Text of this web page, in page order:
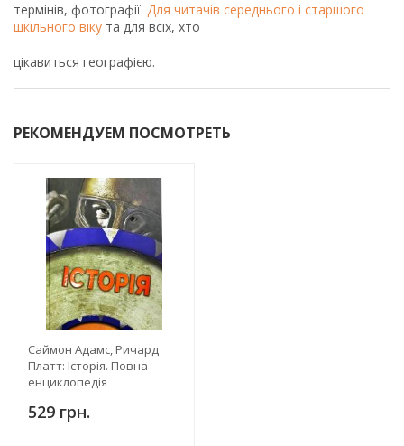
термінів, фотографії. Для читачів середнього і старшого
шкільного віку та для всіх, хто
цікавиться географією.
РЕКОМЕНДУЕМ ПОСМОТРЕТЬ
Саймон Адамс, Ричард
Платт: Історія. Повна
енциклопедія
529 грн.